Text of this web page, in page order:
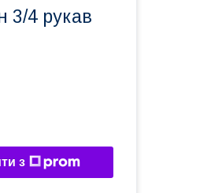
3/4 рукав
з